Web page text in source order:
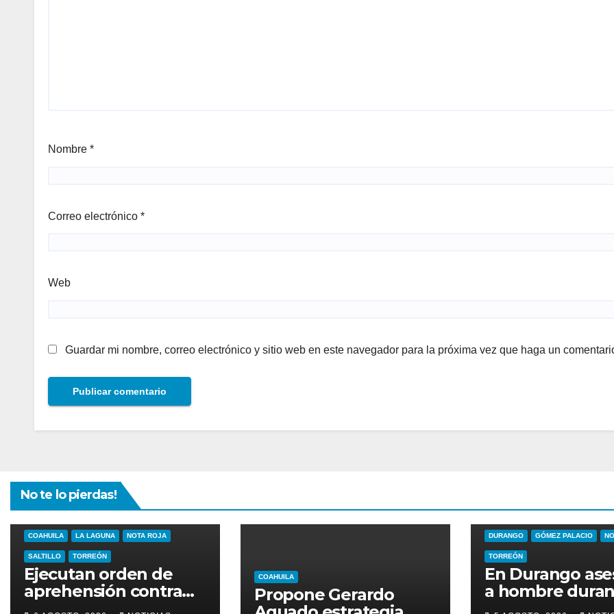
Nombre *
Correo electrónico *
Web
Guardar mi nombre, correo electrónico y sitio web en este navegador para la próxima vez que haga un
No te lo pierdas!
COAHUILA LA LAGUNA NOTA ROJA
SALTILLO TORREÓN
Ejecutan orden de
aprehensión contra
Chad “N”
COAHUILA
Propone Gerardo
DURANGO GÓMEZ PALACIO
TORREÓN
En Durango
a hombre
en el Infonavit